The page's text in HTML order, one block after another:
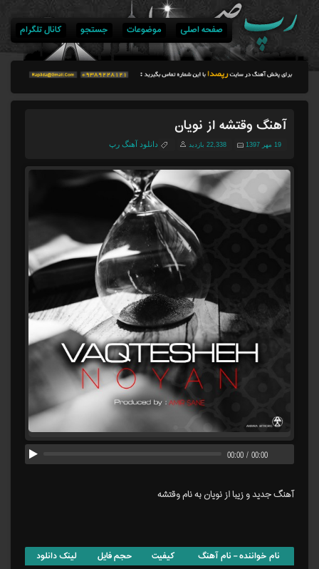
صفحه اصلی موضوعات جستجو کانال تلگرام
آهنگ وقتشه از نویان
19 مهر 1397 22,338 بازدید دانلود آهنگ رپ
00:00/00:00
آهنگ جدید و زیبا از نویان به نام وقتشه
نام خواننده – نام آهنگ کیفیت حجم فایل
لینک دانلود